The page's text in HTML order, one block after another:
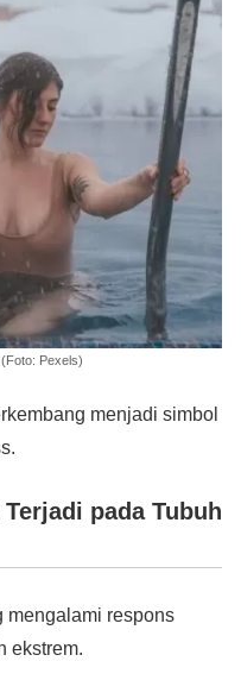
Pexels)
menjadi simbol
pada Tubuh
mengalami respons
ekstrem.